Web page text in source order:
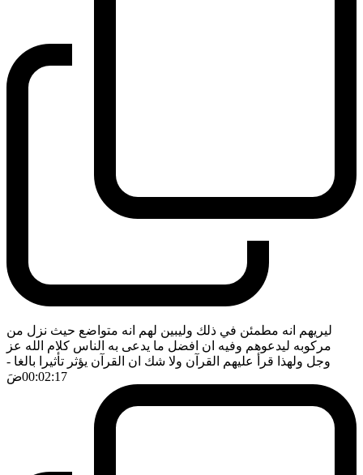
ليريهم انه مطمئن في ذلك وليبين لهم انه متواضع حيث نزل من
مركوبه ليدعوهم وفيه ان افضل ما يدعى به الناس كلام الله عز
وجل ولهذا قرأ عليهم القرآن ولا شك ان القرآن يؤثر تأثيرا بالغا -
00:02:17ضَ